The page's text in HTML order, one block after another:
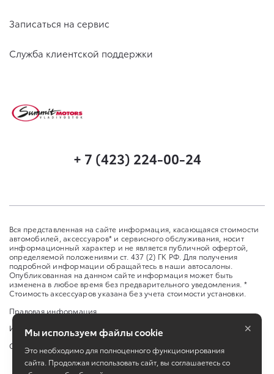
Записаться на сервис
Служба клиентской поддержки
+ 7 (423) 224-00-24
Вся представленная на сайте информация, касающаяся стоимости
автомобилей, аксессуаров* и сервисного обслуживания, носит
информационный характер и не является публичной офертой,
определяемой положениями ст. 437 (2) ГК РФ. Для получения
подробной информации обращайтесь в наши автосалоны.
Опубликованная на данном сайте информация может быть
изменена в любое время без предварительного уведомления. *
Стоимость аксессуаров указана без учета стоимости установки.
Правовая информация
Изменить настройку cookies
Сбросить cookie
Мы используем файлы cookie
Это необходимо для полноценного функционирования
сайта. Продолжая использовать сайт, вы соглашаетесь со
×